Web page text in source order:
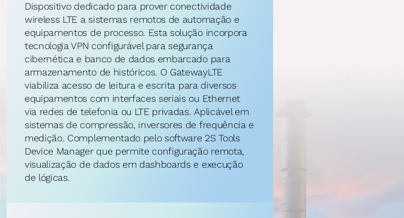
Dispositivo dedicado para prover conectividade
wireless LTE a sistemas remotos de automação e
equipamentos de processo. Esta solução incorpora
tecnologia VPN configurável para segurança
cibernética e banco de dados embarcado para
armazenamento de históricos. O GatewayLTE
viabiliza acesso de leitura e escrita para diversos
equipamentos com interfaces seriais ou Ethernet
via redes de telefonia ou LTE privadas. Aplicável em
sistemas de compressão, inversores de frequência e
medição. Complementado pelo software 2S Tools
Device Manager que permite configuração remota,
visualização de dados em dashboards e execução
de lógicas.